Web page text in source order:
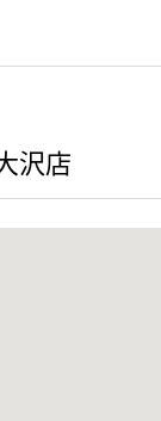
沢店